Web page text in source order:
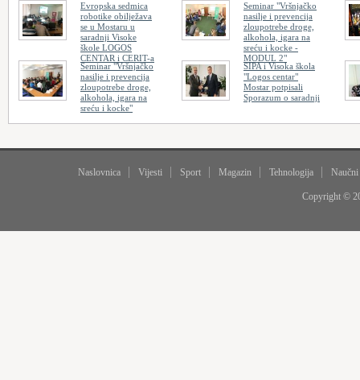
Evropska sedmica
robotike obilježava
se u Mostaru u
saradnji Visoke
škole LOGOS
CENTAR i CERIT-a
Seminar "Vršnjačko
nasilje i prevencija
zloupotrebe droge,
alkohola, igara na
sreću i kocke -
MODUL 2"
Seminar "Vršnjačko
nasilje i prevencija
zloupotrebe droge,
alkohola, igara na
sreću i kocke"
SIPA i Visoka škola
"Logos centar"
Mostar potpisali
Sporazum o saradnji
Naslovnica Vijesti Sport Magazin Tehnologija
Copyright ©